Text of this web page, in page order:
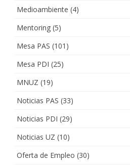
Medioambiente (4)
Mentoring (5)
Mesa PAS (101)
Mesa PDI (25)
MNUZ (19)
Noticias PAS (33)
Noticias PDI (29)
Noticias UZ (10)
Oferta de Empleo (30)